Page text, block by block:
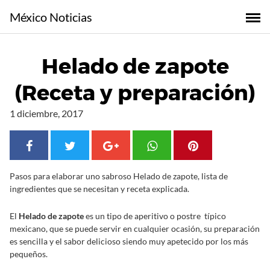
l
México Noticias
Helado de zapote
(Receta y preparación)
1 diciembre, 2017
Pasos para elaborar uno sabroso Helado de zapote, lista de
ingredientes que se necesitan y receta explicada.
El Helado de zapotees un tipo de aperitivo o postre típico
mexicano, que se puede servir en cualquier ocasión, su preparación
es sencilla y el sabor delicioso siendo muy apetecido por los más
pequeños.